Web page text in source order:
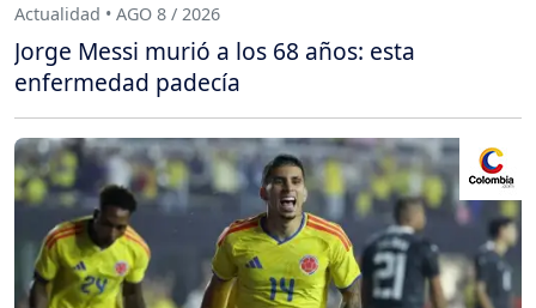
Actualidad • AGO 8 / 2026
Jorge Messi murió a los 68 años: esta
enfermedad padecía